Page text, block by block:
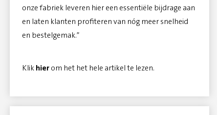
onze fabriek leveren hier een essentiële bijdrage aan
en laten klanten profiteren van nóg meer snelheid
en bestelgemak.”
Klikhierom het het hele artikel te lezen.